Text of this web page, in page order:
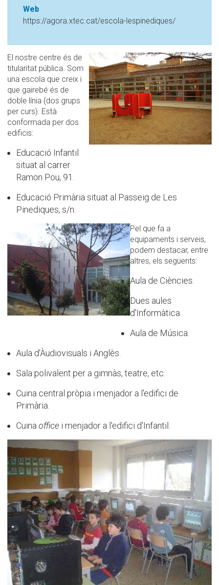
Web
https://agora.xtec.cat/escola-lespinediques/
El nostre centre és de
titularitat pública. Som
una escola que creix i
que gairebé és de
doble línia (dos grups
per curs). Està
conformada per dos
edificis:
Educació Infantil
situat al carrer
Ramon Pou, 91.
Educació Primària situat al Passeig de Les
Pinediques, s/n.
Pel que fa a
equipaments i serveis,
podem destacar, entre
altres, els següents:
Aula de Ciències.
Dues aules
d'Informàtica.
Aula de Música.
Aula d'Àudiovisuals i Anglès.
Sala polivalent per a gimnàs, teatre, etc.
Cuina central pròpia i menjador a l'edifici de
Primària.
Cuina officei menjador a l'edifici d'Infantil.